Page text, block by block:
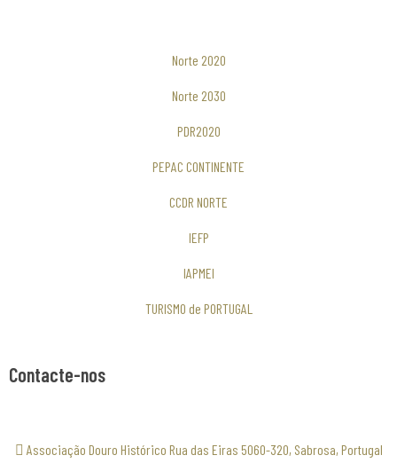
Norte 2020
Norte 2030
PDR2020
PEPAC CONTINENTE
CCDR NORTE
IEFP
IAPMEI
TURISMO de PORTUGAL
Contacte-nos
Associação Douro Histórico Rua das Eiras 5060-320, Sabrosa, Portugal